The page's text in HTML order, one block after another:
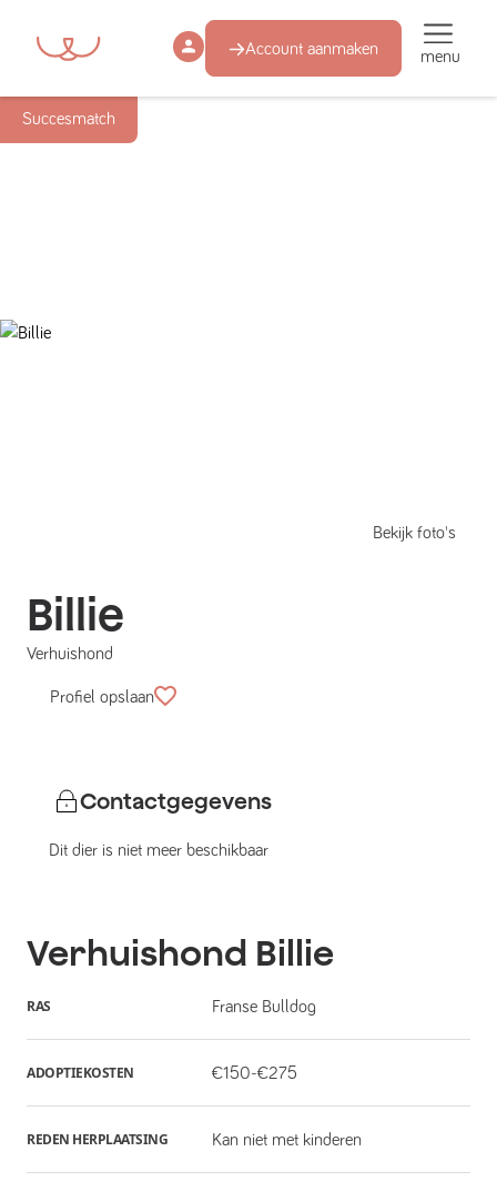
Account aanmaken menu
Succesmatch
Bekijk foto's
Billie
Verhuishond
Profiel opslaan
Contactgegevens
Dit dier is niet meer beschikbaar
Verhuishond Billie
RAS Franse Bulldog
ADOPTIEKOSTEN €150-€275
REDEN HERPLAATSING Kan niet met kinderen